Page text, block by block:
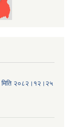
मिति २०८२।१२।२५